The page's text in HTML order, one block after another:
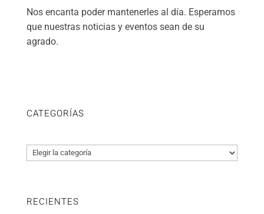
Nos encanta poder mantenerles al día. Esperamos
que nuestras noticias y eventos sean de su
agrado.
CATEGORÍAS
Categorías
RECIENTES